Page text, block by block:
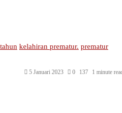
kelahiran prematur. prematur
Send5 Januari 2023 0 137 1 minute